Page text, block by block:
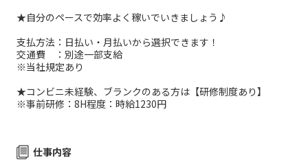
★自分のペースで効率よく稼いでいきましょう♪
支払方法：日払い・月払いから選択できます！
交通費 ：別途一部支給
※当社規定あり
★コンビニ未経験、ブランクのある方は【研修制度あり】
※事前研修：8H程度：時給1230円
仕事内容